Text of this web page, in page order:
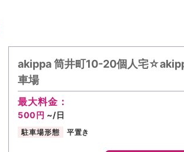
akippa 筒井町10-20個人宅
車場
最大料金：
500円 ~/日
駐車場形態 平置き